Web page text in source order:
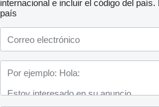
internacional e incluir el código del país.
país